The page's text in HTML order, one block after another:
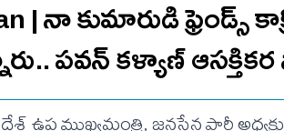
| నా కుమారుడి
ప‌వ‌న్ క‌ళ్యాణ్ ఆసక్తిక‌ర